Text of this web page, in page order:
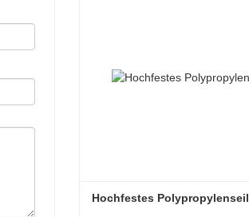
Hochfestes Polypropylenseil